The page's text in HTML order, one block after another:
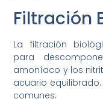
Filtración
La filtración
para
amoníaco y los
acuario
comunes: